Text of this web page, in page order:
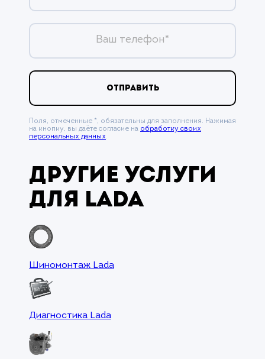
Ваш телефон*
ОТПРАВИТЬ
Поля, отмеченные *, обязательны для заполнения. Нажимая
на кнопку, вы даёте согласие на обработку своих
персональных данных.
Другие услуги
для Lada
Шиномонтаж Lada
Диагностика Lada